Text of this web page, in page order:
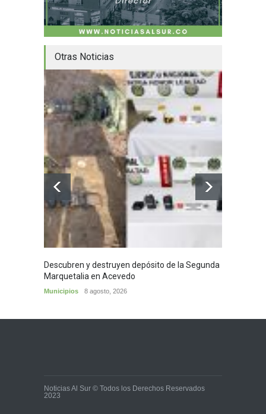
Otras Noticias
Descubren y destruyen depósito de la Segunda
Marquetalia en Acevedo
Municipios 8 agosto, 2026
Noticias Al Sur © Todos los Derechos Reservados
2023